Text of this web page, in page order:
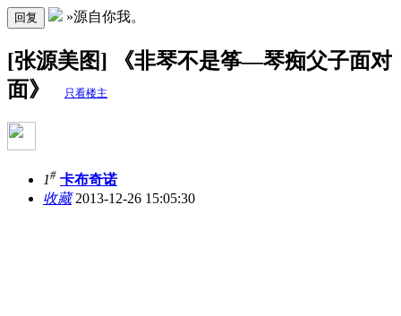
回复 »源自你我。
[张源美图] 《非琴不是筝—琴痴父子面对
面》
只看楼主
1# 卡布奇诺
收藏2013-12-26 15:05:30